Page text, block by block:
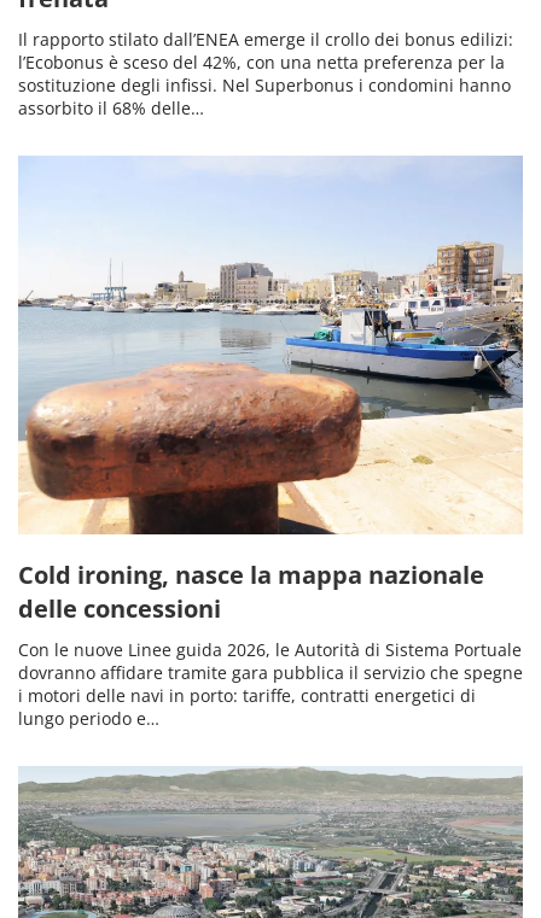
Il rapporto stilato dall’ENEA emerge il crollo dei bonus edilizi:
l’Ecobonus è sceso del 42%, con una netta preferenza per la
sostituzione degli infissi. Nel Superbonus i condomini hanno
assorbito il 68% delle…
Cold ironing, nasce la mappa nazionale
delle concessioni
Con le nuove Linee guida 2026, le Autorità di Sistema Portuale
dovranno affidare tramite gara pubblica il servizio che spegne
i motori delle navi in porto: tariffe, contratti energetici di
lungo periodo e…